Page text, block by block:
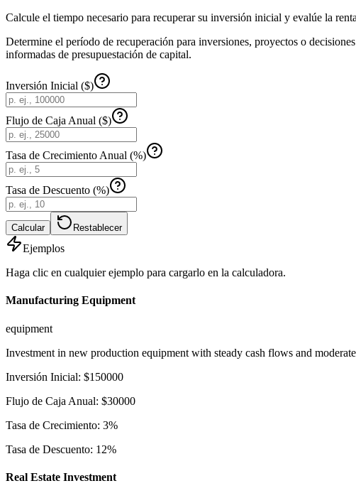
Calcule el tiempo necesario para recuperar su inversión inicial y evalúe la
Determine el período de recuperación para inversiones, proyectos o
informadas de presupuestación de capital.
Inversión Inicial ($)
Flujo de Caja Anual ($)
Tasa de Crecimiento Anual (%)
Tasa de Descuento (%)
Calcular Restablecer
Ejemplos
Haga clic en cualquier ejemplo para cargarlo en la calculadora.
Manufacturing Equipment
equipment
Investment in new production equipment with steady cash flows and
Inversión Inicial: $150000
Flujo de Caja Anual: $30000
Tasa de Crecimiento: 3%
Tasa de Descuento: 12%
Real Estate Investment